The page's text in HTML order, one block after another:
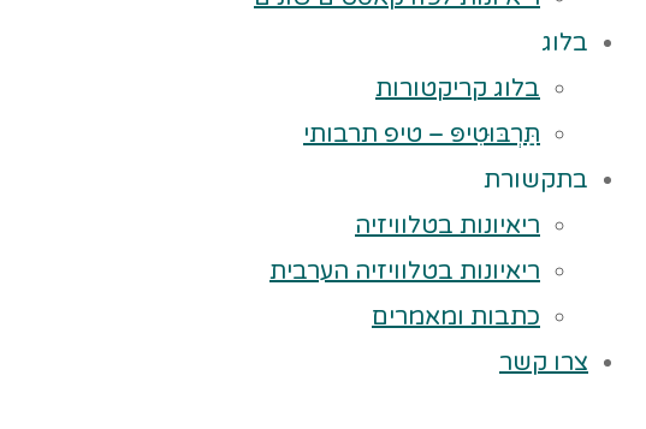
בלוג
בלוג קריקטורות
תַּרְבּוּטִיפּ – טיפ תרבותי
בתקשורת
ריאיונות בטלוויזיה
ריאיונות בטלוויזיה הערבית
כתבות ומאמרים
צרו קשר